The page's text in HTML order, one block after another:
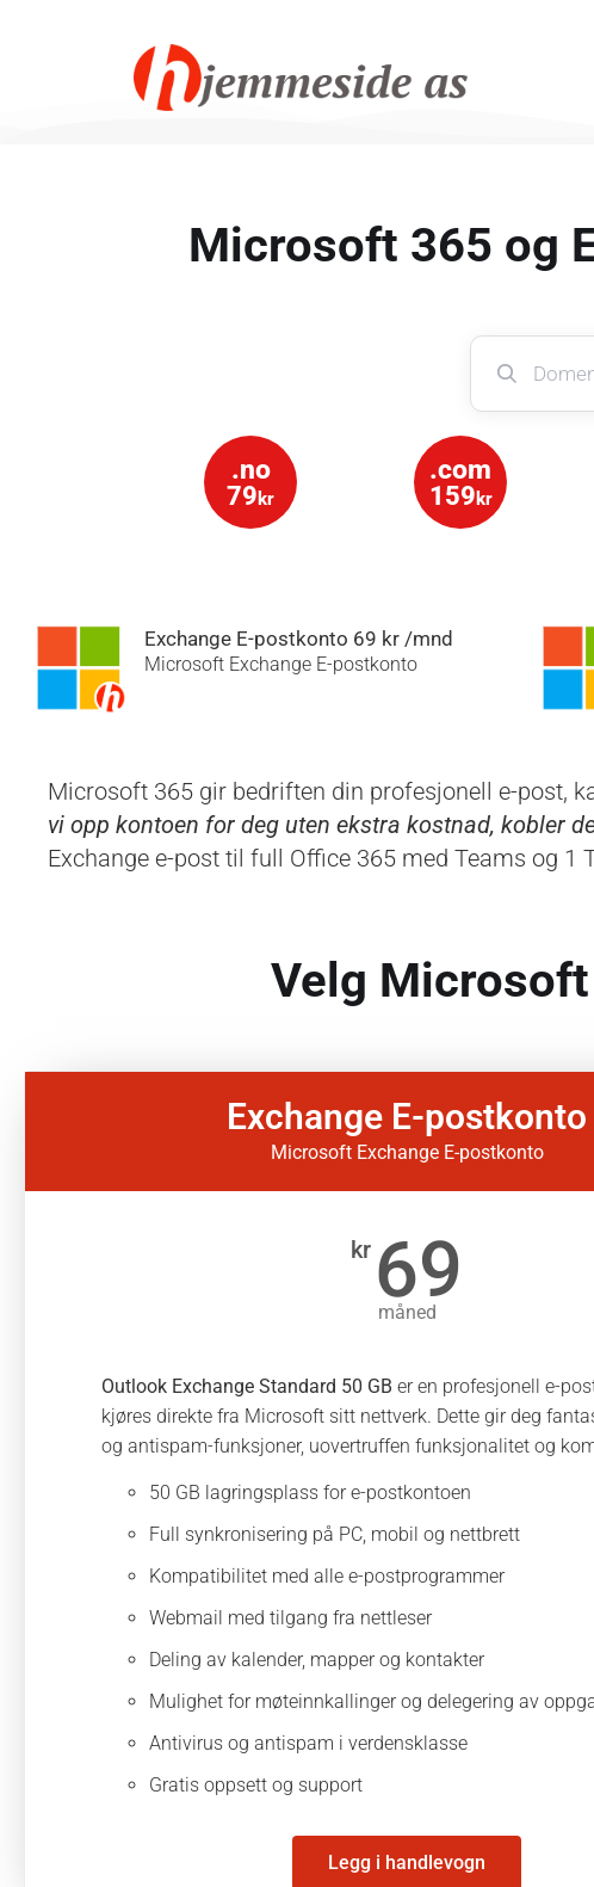
Microsoft 365 og
.no
79 kr
.com
159 kr
Exchange E-postkonto 69 kr /mnd
Microsoft Exchange E-postkonto
Microsoft 365 gir bedriften din profesjonell e-post,
vi opp kontoen for deg uten ekstra kostnad, kobler
Exchange e-post til full Office 365 med Teams og 1
Velg
Exchange E-postkonto
Microsoft Exchange E-postkonto
kr 69
måned
Outlook Exchange Standard 50 GB er en profesjonell e-
kjøres direkte fra Microsoft sitt nettverk. Dette gir deg
og antispam-funksjoner, uovertruffen funksjonalitet og
50 GB lagringsplass for e-postkontoen
Full synkronisering på PC, mobil og nettbrett
Kompatibilitet med alle e-postprogrammer
Webmail med tilgang fra nettleser
Deling av kalender, mapper og kontakter
Mulighet for møteinnkallinger og delegering av
Antivirus og antispam i verdensklasse
Gratis oppsett og support
Legg i handlevogn